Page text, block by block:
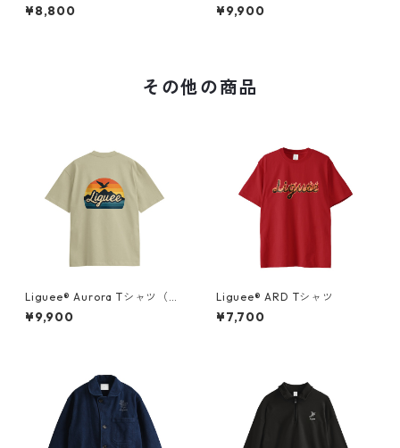
アンス Tシャツ（刺繍ロゴ）タ
ーコイズブルー
¥8,800
ゴ刺繍&バックプリント）
¥9,900
その他の商品
Liguee®️ Aurora Tシャツ（胸
ロゴ刺繍&バックプリント）
¥9,900
Liguee®️ ARD Tシャツ
¥7,700